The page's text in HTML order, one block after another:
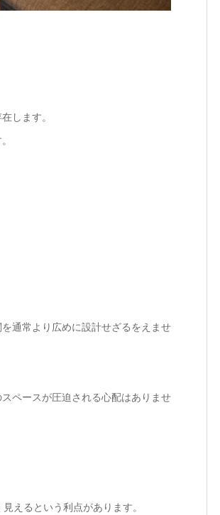
します。
通常より広めに設計せざるをえませ
ペースが圧迫される心配はありませ
えるという利点があります。